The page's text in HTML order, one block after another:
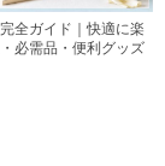
全ガイド｜快適に楽
必需品・便利グッズ